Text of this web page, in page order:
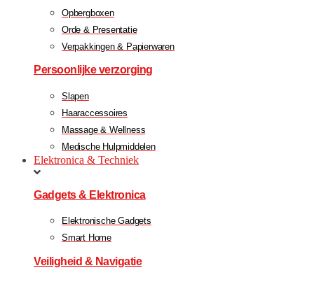
Opbergboxen
Orde & Presentatie
Verpakkingen & Papierwaren
Persoonlijke verzorging
Slapen
Haaraccessoires
Massage & Wellness
Medische Hulpmiddelen
Elektronica & Techniek
Gadgets & Elektronica
Elektronische Gadgets
Smart Home
Veiligheid & Navigatie